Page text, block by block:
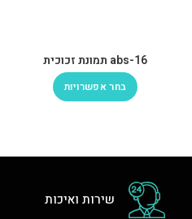
abs-16 תמונת זכוכית
בחר אפשרויות
שירות ואיכות